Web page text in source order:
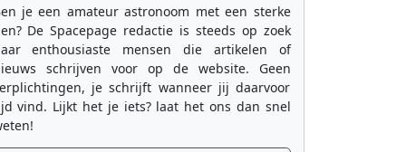
je een amateur astronoom met een sterke
De Spacepage redactie is steeds op zoek
enthousiaste mensen die artikelen of
schrijven voor op de website. Geen
je schrijft wanneer jij daarvoor
vind. Lijkt het je iets? laat het ons dan snel